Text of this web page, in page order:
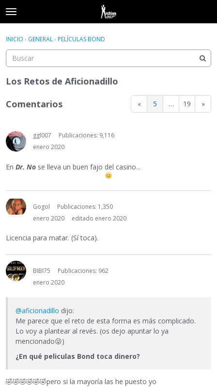
t
o
g
e
e
u
Acceder
Acceder Registrarse
INICIO › GENERAL› PELÍCULAS BOND
Los Retos de Aficionadillo
« 5 … 19 »
Comentarios
ggl007
Publicaciones: 9,116
enero 2020
En Dr. No se lleva un buen fajo del casino...
Gogol
Publicaciones: 1,350
enero 2020
editado enero 2020
Licencia para matar. (Sí toca).
BIBI75
Publicaciones: 962
enero 2020
@aficionadillo dijo:
Me parece que el reto de esta forma es más complicado.
Lo voy a plantear al revés. (os dejo apuntar lo ya
mencionado😜)
¿En qué peliculas Bond toca dinero?
🤣🤣🤣🤣🤣🤣pero si la mayoría las he puesto yo